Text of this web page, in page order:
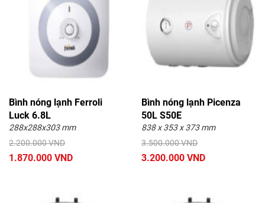
Bình nóng lạnh Ferroli
Luck 6.8L
288x288x303 mm
2.200.000 VND
1.870.000 VND
Bình nóng lạnh Picenza
50L S50E
838 x 353 x 373 mm
3.500.000 VND
3.200.000 VND